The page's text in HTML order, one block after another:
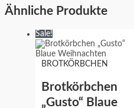
Ähnliche Produkte
Sale!
BROTKÖRBCHEN
Brotkörbchen
„Gusto“ Blaue